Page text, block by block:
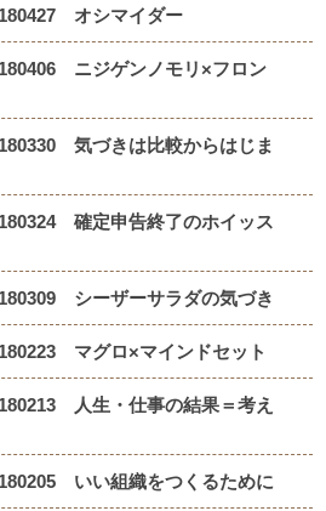
オシマイダー
ニジゲンノモリ×フロン
気づきは比較からはじま
確定申告終了のホイッス
シーザーサラダの気づき
マグロ×マインドセット
人生・仕事の結果＝考え
いい組織をつくるために